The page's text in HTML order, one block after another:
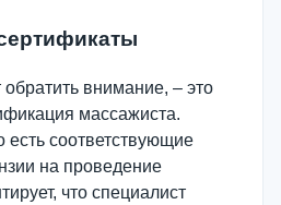
обратить внимание, – это
массажиста.
есть соответствующие
на проведение
что специалист